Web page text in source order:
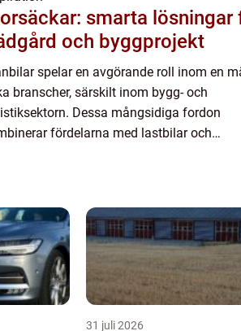
smarta lösningar
och byggprojekt
spelar en avgörande roll inom en
branscher, särskilt inom bygg- och
Dessa mångsidiga fordon
fördelarna med lastbilar och
31 juli 2026